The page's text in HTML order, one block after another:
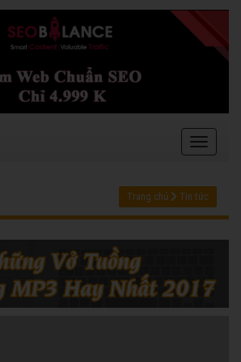
Trang chủ Tin tức